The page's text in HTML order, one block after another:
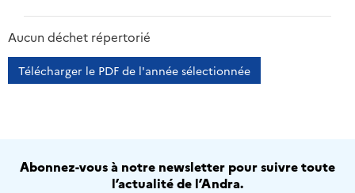
2013 2014
Aucun déchet répertorié
Télécharger le PDF de l'année sélectionnée
Abonnez-vous à notre newsletter pour suivre toute
l’actualité de l’Andra.